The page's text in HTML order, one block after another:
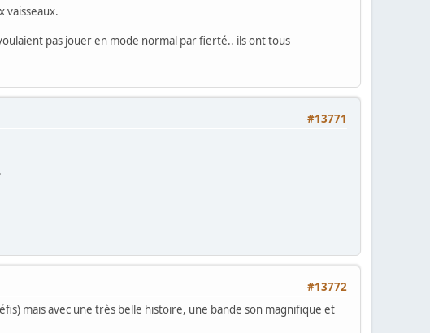
vaisseaux.
pas jouer en mode normal par fierté.. ils ont tous
#13771
#13772
mais avec une très belle histoire, une bande son magnifique et